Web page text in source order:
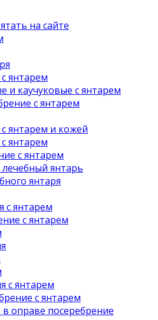
на сайте
янтарем
и каучуковые с янтарем
с янтарем
янтарем и кожей
янтарем
с янтарем
янтарь
янтаря
с янтарем
с янтарем
с янтарем
с янтарем
оправе посеребрение